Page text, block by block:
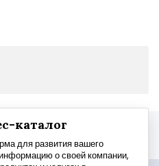
каталог
для развития вашего
о своей компании,